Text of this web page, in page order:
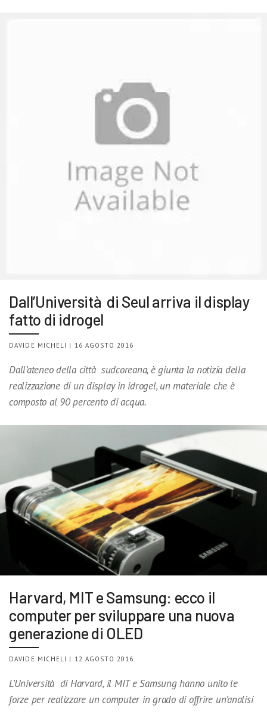
Dall’Università di Seul arriva il display
fatto di idrogel
DAVIDE MICHELI | 16 AGOSTO 2016
Dall’ateneo della città sudcoreana, è giunta la notizia della
realizzazione di un display in idrogel, un materiale che è
composto al 90 percento di acqua.
Harvard, MIT e Samsung: ecco il
computer per sviluppare una nuova
generazione di OLED
DAVIDE MICHELI | 12 AGOSTO 2016
L’Università di Harvard, il MIT e Samsung hanno unito le
forze per realizzare un computer in grado di offrire un’analisi